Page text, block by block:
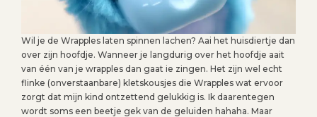
Wil je de Wrapples laten spinnen lachen? Aai het huisdiertje dan
over zijn hoofdje. Wanneer je langdurig over het hoofdje aait
van één van je wrapples dan gaat ie zingen. Het zijn wel echt
flinke (onverstaanbare) kletskousjes die Wrapples wat ervoor
zorgt dat mijn kind ontzettend gelukkig is. Ik daarentegen
wordt soms een beetje gek van de geluiden hahaha. Maar